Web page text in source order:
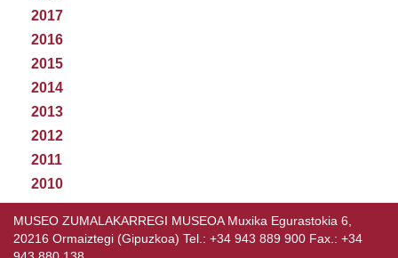
2017
2016
2015
2014
2013
2012
2011
2010
MUSEO ZUMALAKARREGI MUSEOA Muxika Egurastokia 6,
20216 Ormaiztegi (Gipuzkoa) Tel.: +34 943 889 900 Fax.: +34